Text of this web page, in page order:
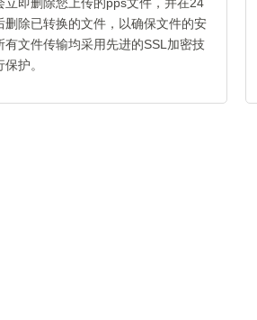
删除已转换的文件，以确保文件的安
有文件传输均采用先进的SSL加密技
护。